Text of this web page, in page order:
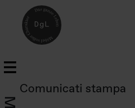
Comunicati stampa